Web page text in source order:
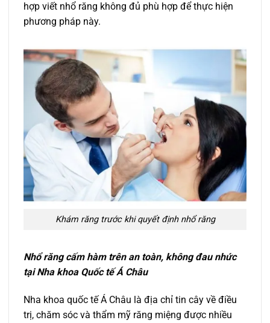
hợp viết nhổ răng không đủ phù hợp để thực hiện
phương pháp này.
Khám răng trước khi quyết định nhổ răng
Nhổ răng cấm hàm trên an toàn, không đau nhức
tại Nha khoa Quốc tế Á Châu
Nha khoa quốc tế Á Châu là địa chỉ tin cây về điều
trị, chăm sóc và thẩm mỹ răng miệng được nhiều